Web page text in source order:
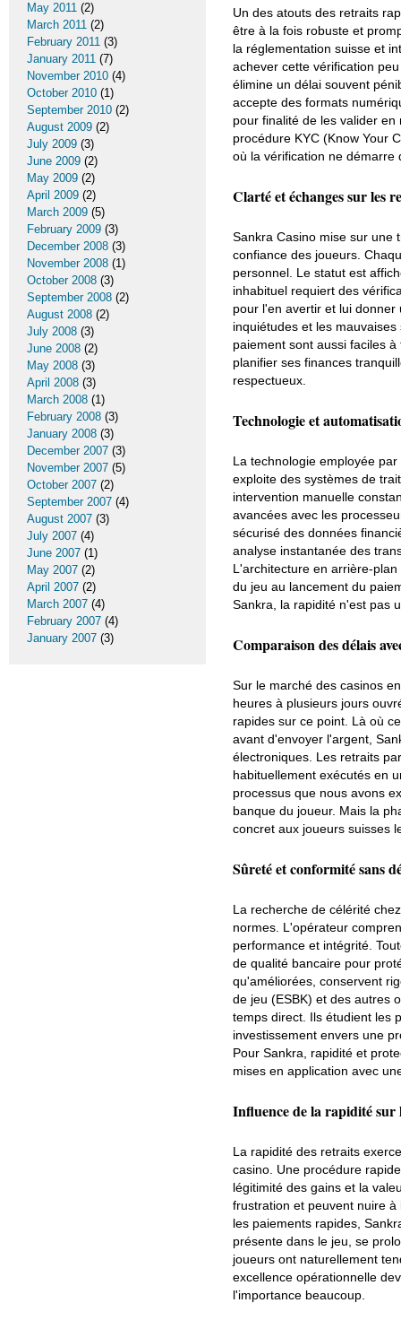
Un des atouts des retraits
être à la fois robuste et
la réglementation suisse et
achever cette vérification
élimine un délai souvent
accepte des formats
pour finalité de les valider
procédure KYC (Know Your
où la vérification ne
Clarté et échanges sur les
Sankra Casino mise sur une
confiance des joueurs.
personnel. Le statut est
inhabituel requiert des
pour l'en avertir et lui
inquiétudes et les
paiement sont aussi faciles
planifier ses finances
respectueux.
Technologie et
La technologie employée
exploite des systèmes de
intervention manuelle
avancées avec les
sécurisé des données
analyse instantanée des
L'architecture en arrière-
du jeu au lancement du
Sankra, la rapidité n'est pas
Comparaison des délais
Sur le marché des casinos
heures à plusieurs jours
rapides sur ce point. Là où
avant d'envoyer l'argent,
électroniques. Les retraits
habituellement exécutés en
processus que nous avons
banque du joueur. Mais la
concret aux joueurs suisses
Sûreté et conformité sans
La recherche de célérité
normes. L'opérateur
performance et intégrité.
de qualité bancaire pour
qu'améliorées, conservent
de jeu (ESBK) et des autres
temps direct. Ils étudient les
investissement envers une
Pour Sankra, rapidité et
mises en application avec
Influence de la rapidité
La rapidité des retraits
casino. Une procédure
légitimité des gains et la
frustration et peuvent nuire
les paiements rapides,
présente dans le jeu, se
joueurs ont naturellement
excellence opérationnelle
l'importance beaucoup.
May 2011 (2)
March 2011 (2)
February 2011 (3)
January 2011 (7)
November 2010 (4)
October 2010 (1)
September 2010 (2)
August 2009 (2)
July 2009 (3)
June 2009 (2)
May 2009 (2)
April 2009 (2)
March 2009 (5)
February 2009 (3)
December 2008 (3)
November 2008 (1)
October 2008 (3)
September 2008 (2)
August 2008 (2)
July 2008 (3)
June 2008 (2)
May 2008 (3)
April 2008 (3)
March 2008 (1)
February 2008 (3)
January 2008 (3)
December 2007 (3)
November 2007 (5)
October 2007 (2)
September 2007 (4)
August 2007 (3)
July 2007 (4)
June 2007 (1)
May 2007 (2)
April 2007 (2)
March 2007 (4)
February 2007 (4)
January 2007 (3)